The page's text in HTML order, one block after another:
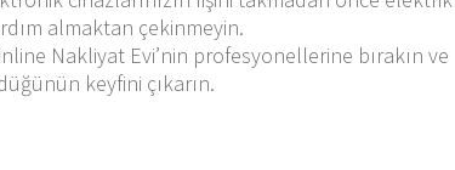
almaktan çekinmeyin.
Nakliyat Evi’nin profesyonellerine bırakın ve
keyfini çıkarın.